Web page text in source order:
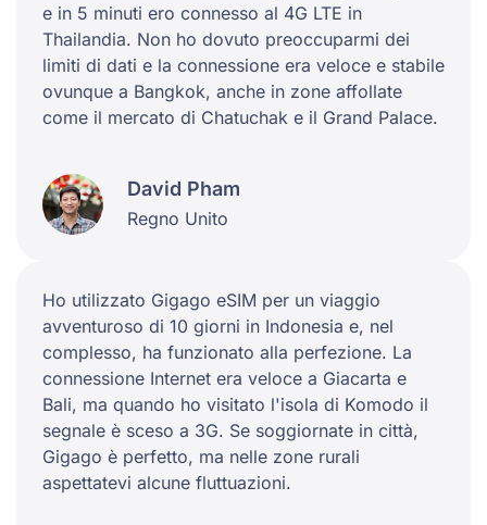
e in 5 minuti ero connesso al 4G LTE in
Thailandia. Non ho dovuto preoccuparmi dei
limiti di dati e la connessione era veloce e stabile
ovunque a Bangkok, anche in zone affollate
come il mercato di Chatuchak e il Grand Palace.
David Pham
Regno Unito
Ho utilizzato Gigago eSIM per un viaggio
avventuroso di 10 giorni in Indonesia e, nel
complesso, ha funzionato alla perfezione. La
connessione Internet era veloce a Giacarta e
Bali, ma quando ho visitato l'isola di Komodo il
segnale è sceso a 3G. Se soggiornate in città,
Gigago è perfetto, ma nelle zone rurali
aspettatevi alcune fluttuazioni.